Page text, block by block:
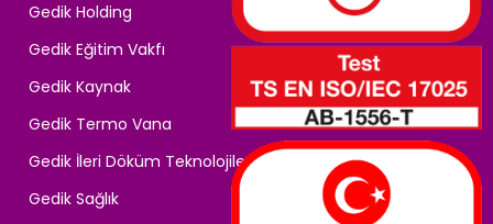
Gedik Holding
Gedik Eğitim Vakfı
Gedik Kaynak
Gedik Termo Vana
Gedik İleri Döküm Teknolojileri
Gedik Sağlık